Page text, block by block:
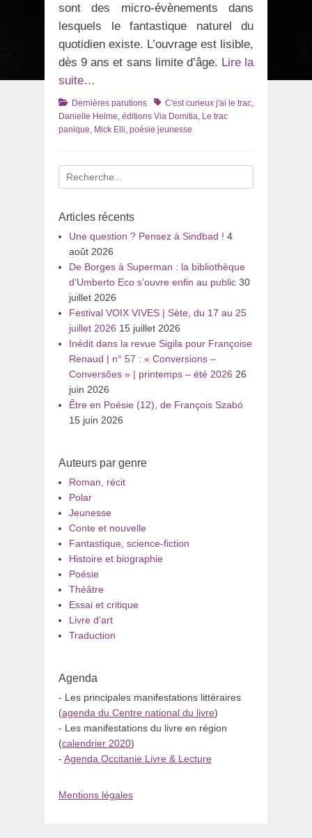
sont des micro-évènements dans
lesquels le fantastique naturel du
quotidien existe. L’ouvrage est lisible,
dès 9 ans et sans limite d’âge. Lire la
suite…
Catégories
Dernières parutions TagsC'est curieux j'ai le trac
Danielle Helme éditions Via Domitia Le trac
panique Mick Elli poésie jeunesse
Recherche
pour
Articles récents
Une question ? Pensez à Sindbad ! 4
août 2026
De Borges à Superman : la bibliothèque
d’Umberto Eco s’ouvre enfin au public 30
juillet 2026
Festival VOIX VIVES | Sète, du 17 au 25
juillet 2026 15 juillet 2026
Inédit dans la revue Sigila pour Françoise
Renaud | n° 57 : « Conversions –
Conversões » | printemps – été 2026 26
juin 2026
Être en Poésie (12), de François Szabó
15 juin 2026
Auteurs par genre
Roman, récit
Polar
Jeunesse
Conte et nouvelle
Fantastique, science-fiction
Histoire et biographie
Poésie
Théâtre
Essai et critique
Livre d’art
Traduction
Agenda
- Les principales manifestations littéraires
(agenda du Centre national du livre)
- Les manifestations du livre en région
(calendrier 2020)
- Agenda Occitanie Livre & Lecture
Mentions légales